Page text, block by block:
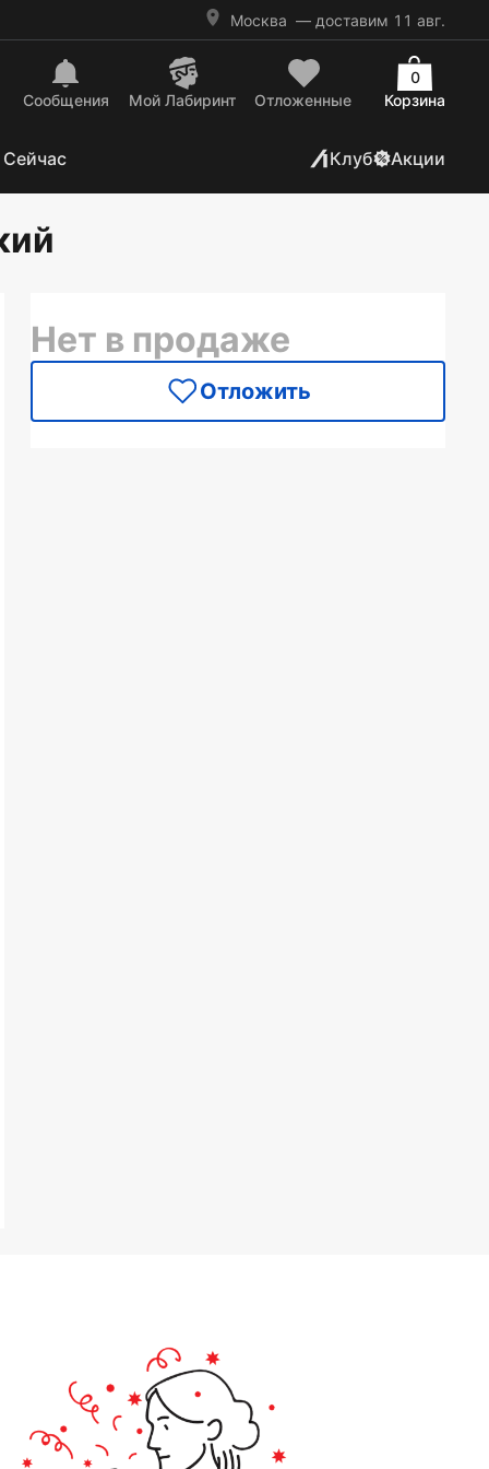
Москва — доставим 11 авг.
Сообщения Mой Лабиринт Отложенные Корзина
0
Клуб Акции
Нет в продаже
Отложить